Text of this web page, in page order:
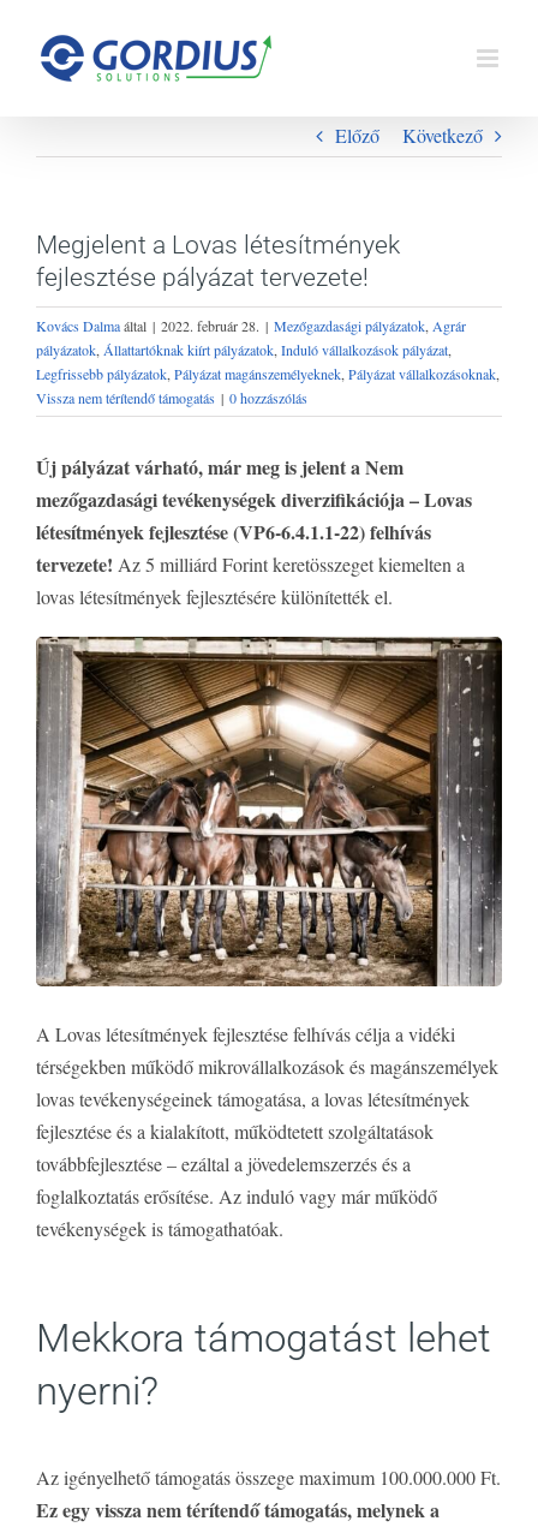
Előző Következő
Megjelent a Lovas létesítmények
fejlesztése pályázat tervezete!
Kovács Dalmaáltal | 2022. február 28. | Mezőgazdasági pályázatok Agrár
pályázatok Állattartóknak kiírt pályázatok Induló vállalkozások pályázat
Legfrissebb pályázatok Pályázat magánszemélyeknek Pályázat vállalkozásoknak
Vissza nem térítendő támogatás | 0 hozzászólás
Új pályázat várható, már meg is jelent a Nem
mezőgazdasági tevékenységek diverzifikációja – Lovas
létesítmények fejlesztése (VP6-6.4.1.1-22) felhívás
tervezete! Az 5 milliárd Forint keretösszeget kiemelten a
lovas létesítmények fejlesztésére különítették el.
A Lovas létesítmények fejlesztése felhívás célja a vidéki
térségekben működő mikrovállalkozások és magánszemélyek
lovas tevékenységeinek támogatása, a lovas létesítmények
fejlesztése és a kialakított, működtetett szolgáltatások
továbbfejlesztése – ezáltal a jövedelemszerzés és a
foglalkoztatás erősítése. Az induló vagy már működő
tevékenységek is támogathatóak.
Mekkora támogatást lehet
nyerni?
Az igényelhető támogatás összege maximum 100.000.000 Ft.
Ez egy vissza nem térítendő támogatás, melynek a